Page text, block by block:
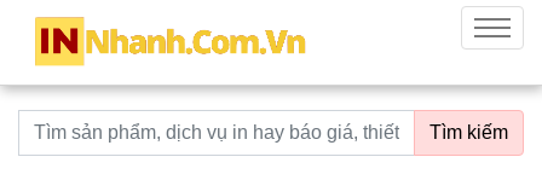
innhanh.com.vn
Menu
Từ khoá tìm kiếm Tìm kiếm